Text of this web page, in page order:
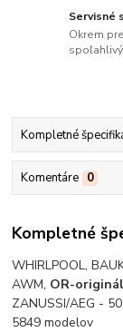
Servisné
Okrem
Kompletné
Komentáre 0
Kompletné
WHIRLPOOL,
AWM, OR-
ZANUSSI/AEG -
5849 modelov